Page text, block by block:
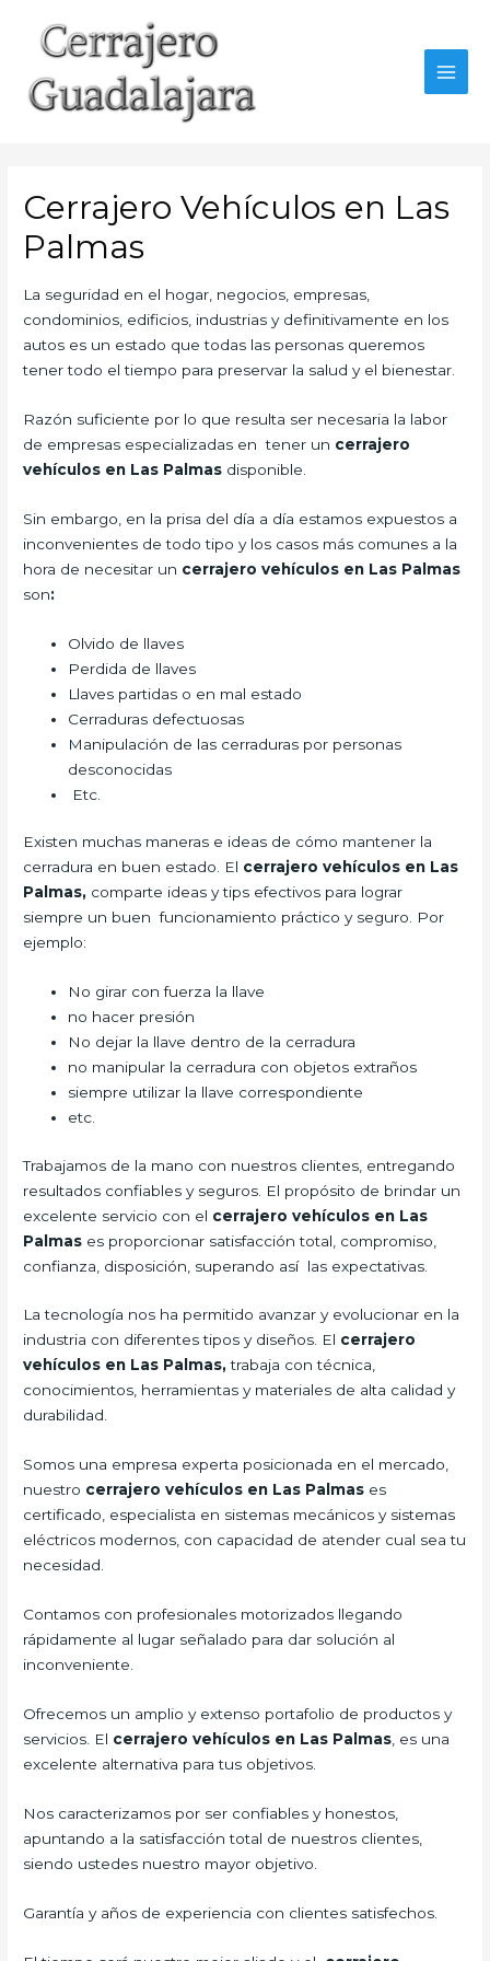
contenido
Cerrajero Vehículos en Las
Palmas
La seguridad en el hogar, negocios, empresas,
condominios, edificios, industrias y definitivamente en los
autos es un estado que todas las personas queremos
tener todo el tiempo para preservar la salud y el bienestar.
Razón suficiente por lo que resulta ser necesaria la labor
de empresas especializadas en tener un cerrajero
vehículos en Las Palmas disponible.
Sin embargo, en la prisa del día a día estamos expuestos a
inconvenientes de todo tipo y los casos más comunes a la
hora de necesitar un cerrajero vehículos en Las Palmas
son:
Olvido de llaves
Perdida de llaves
Llaves partidas o en mal estado
Cerraduras defectuosas
Manipulación de las cerraduras por personas
desconocidas
Etc.
Existen muchas maneras e ideas de cómo mantener la
cerradura en buen estado. El cerrajero vehículos en Las
Palmas, comparte ideas y tips efectivos para lograr
siempre un buen funcionamiento práctico y seguro. Por
ejemplo:
No girar con fuerza la llave
no hacer presión
No dejar la llave dentro de la cerradura
no manipular la cerradura con objetos extraños
siempre utilizar la llave correspondiente
etc.
Trabajamos de la mano con nuestros clientes, entregando
resultados confiables y seguros. El propósito de brindar un
excelente servicio con el cerrajero vehículos en Las
Palmas es proporcionar satisfacción total, compromiso,
confianza, disposición, superando así las expectativas.
La tecnología nos ha permitido avanzar y evolucionar en la
industria con diferentes tipos y diseños. El cerrajero
vehículos en Las Palmas,trabaja con técnica,
conocimientos, herramientas y materiales de alta calidad y
durabilidad.
Somos una empresa experta posicionada en el mercado,
nuestro cerrajero vehículos en Las Palmas es
certificado, especialista en sistemas mecánicos y sistemas
eléctricos modernos, con capacidad de atender cual sea tu
necesidad.
Contamos con profesionales motorizados llegando
rápidamente al lugar señalado para dar solución al
inconveniente.
Ofrecemos un amplio y extenso portafolio de productos y
servicios. El cerrajero vehículos en Las Palmas , es una
excelente alternativa para tus objetivos.
Nos caracterizamos por ser confiables y honestos,
apuntando a la satisfacción total de nuestros clientes,
siendo ustedes nuestro mayor objetivo.
Garantía y años de experiencia con clientes satisfechos.